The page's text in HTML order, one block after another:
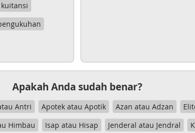
kuitansi
Apakah Anda sudah benar?
Antri Apotek atau Apotik Azan atau Adzan
Himbau Isap atau Hisap Jenderal atau Jendral